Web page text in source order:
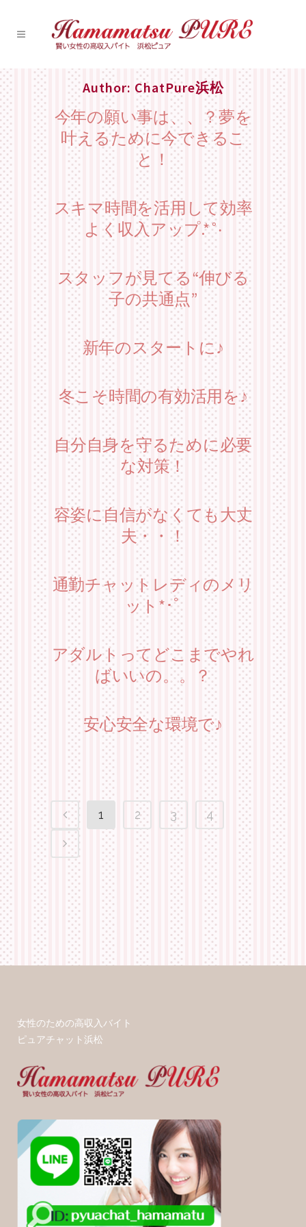
Author: ChatPure浜松
今年の願い事は、、？夢を
叶えるために今できるこ
と！
スキマ時間を活用して効率
よく収入アップ.*˚‧
スタッフが見てる“伸びる
子の共通点”
新年のスタートに♪
冬こそ時間の有効活用を♪
自分自身を守るために必要
な対策！
容姿に自信がなくても大丈
夫・・！
通勤チャットレディのメリ
ット*･ﾟ
アダルトってどこまでやれ
ばいいの。。？
安心安全な環境で♪
1 2 3 4
女性のための高収入バイト
ピュアチャット浜松